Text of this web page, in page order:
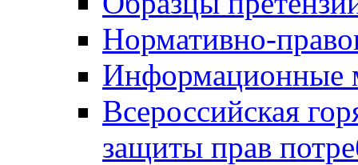
Нормативно-
Информационные
Всероссийская
защиты прав